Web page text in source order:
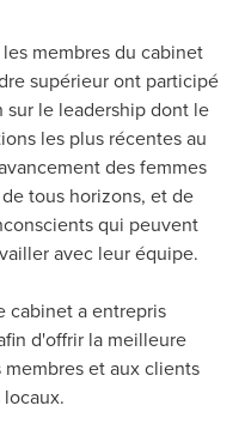
membres du cabinet
supérieur ont participé
sur le leadership dont le
les plus récentes au
des femmes
tous horizons, et de
qui peuvent
avec leur équipe.
cabinet a entrepris
d'offrir la meilleure
et aux clients